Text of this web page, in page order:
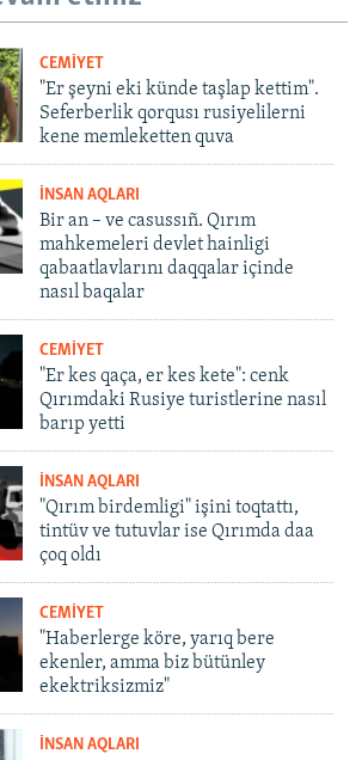
CEMİYET
"Er şeyni eki künde taşlap kettim".
Seferberlik qorqusı rusiyelilerni
kene memleketten quva
İNSAN AQLARI
Bir an – ve casussıñ. Qırım
mahkemeleri devlet hainligi
qabaatlavlarını daqqalar içinde
nasıl baqalar
CEMİYET
"Er kes qaça, er kes kete": cenk
Qırımdaki Rusiye turistlerine nasıl
barıp yetti
İNSAN AQLARI
"Qırım birdemligi" işini toqtattı,
tintüv ve tutuvlar ise Qırımda daa
çoq oldı
CEMİYET
"Haberlerge köre, yarıq bere
ekenler, amma biz bütünley
ekektriksizmiz"
İNSAN AQLARI